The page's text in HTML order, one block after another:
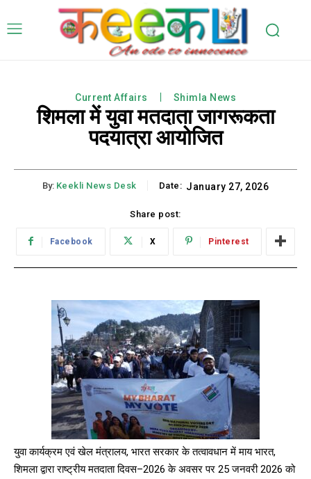
Current Affairs Shimla News
शिमला में युवा मतदाता जागरूकता
पदयात्रा आयोजित
By: Keekli News Desk Date: January 27, 2026
Share post:
Facebook X Pinterest
युवा कार्यक्रम एवं खेल मंत्रालय, भारत सरकार के तत्वावधान में माय भारत,
शिमला द्वारा राष्ट्रीय मतदाता दिवस–2026 के अवसर पर 25 जनवरी 2026 को